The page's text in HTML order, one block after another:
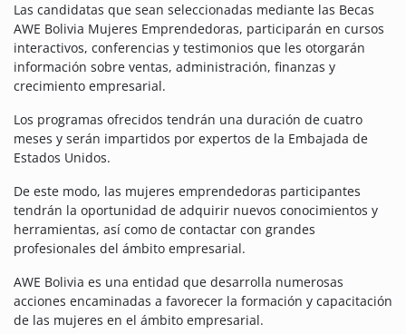
Las candidatas que sean seleccionadas mediante las Becas
AWE Bolivia Mujeres Emprendedoras, participarán en cursos
interactivos, conferencias y testimonios que les otorgarán
información sobre ventas, administración, finanzas y
crecimiento empresarial.
Los programas ofrecidos tendrán una duración de cuatro
meses y serán impartidos por expertos de la Embajada de
Estados Unidos.
De este modo, las mujeres emprendedoras participantes
tendrán la oportunidad de adquirir nuevos conocimientos y
herramientas, así como de contactar con grandes
profesionales del ámbito empresarial.
AWE Bolivia es una entidad que desarrolla numerosas
acciones encaminadas a favorecer la formación y capacitación
de las mujeres en el ámbito empresarial.